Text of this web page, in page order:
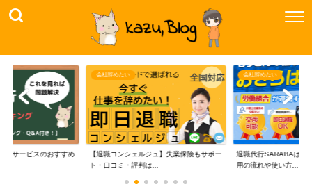
行サービスのおすすめ
会社辞めたい
【退職コンシェルジュ】失業保険もサポー
ト・口コミ・評判は...
会社辞めたい
退職代行SARABAは派
用の流れや使い方...